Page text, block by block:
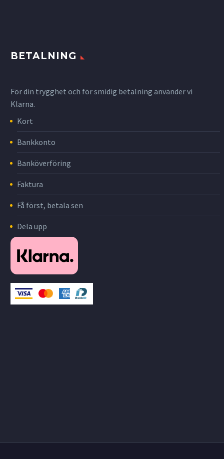
BETALNING
För din trygghet och för smidig betalning använder vi
Klarna.
Kort
Bankkonto
Banköverföring
Faktura
Få först, betala sen
Dela upp